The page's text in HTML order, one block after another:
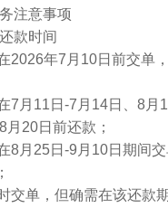
注意事项
款时间
2026年7月10日前交单
7月11日-7月14日、8月
20日前还款；
8月25日-9月10日期间
交单，但确需在该还款